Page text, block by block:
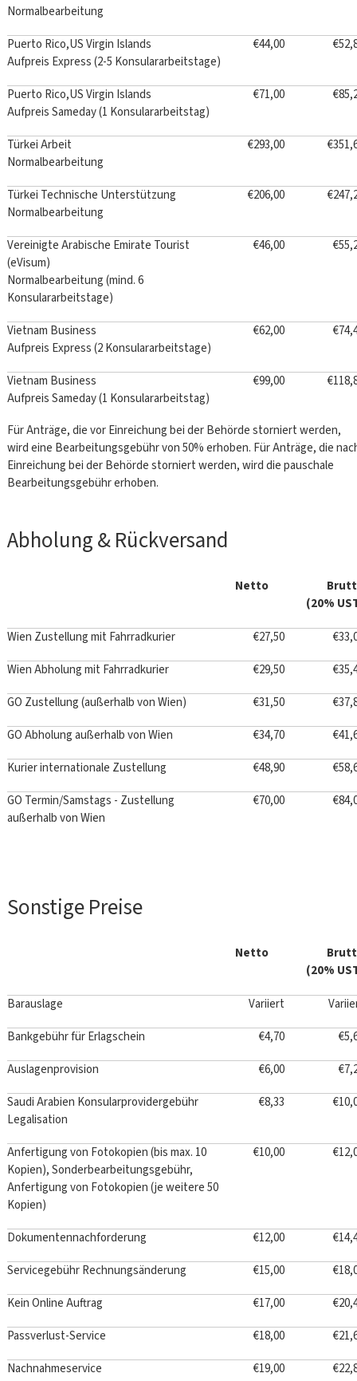
Normalbearbeitung
Puerto Rico,US Virgin Islands
Aufpreis Express (2-5 Konsulararbeitstage)
€44,00
Puerto Rico,US Virgin Islands
Aufpreis Sameday (1 Konsulararbeitstag)
€71,00
Türkei Arbeit
Normalbearbeitung
€293,00
Türkei Technische Unterstützung
Normalbearbeitung
€206,00
Vereinigte Arabische Emirate Tourist
(eVisum)
Normalbearbeitung (mind. 6
Konsulararbeitstage)
€46,00
Vietnam Business
Aufpreis Express (2 Konsulararbeitstage)
€62,00
Vietnam Business
Aufpreis Sameday (1 Konsulararbeitstag)
€99,00
Für Anträge, die vor Einreichung bei der Behörde storniert werden,
wird eine Bearbeitungsgebühr von 50% erhoben. Für Anträge, die
Einreichung bei der Behörde storniert werden, wird die pauschale
Bearbeitungsgebühr erhoben.
Abholung & Rückversand
Netto
(20%
Wien Zustellung mit Fahrradkurier
€27,50
Wien Abholung mit Fahrradkurier
€29,50
GO Zustellung (außerhalb von Wien)
€31,50
GO Abholung außerhalb von Wien
€34,70
Kurier internationale Zustellung
€48,90
GO Termin/Samstags - Zustellung
außerhalb von Wien
€70,00
Sonstige Preise
Netto
(20%
Barauslage
Variiert
Bankgebühr für Erlagschein
€4,70
Auslagenprovision
€6,00
Saudi Arabien Konsularprovidergebühr
Legalisation
€8,33
Anfertigung von Fotokopien (bis max. 10
Kopien), Sonderbearbeitungsgebühr,
Anfertigung von Fotokopien (je weitere 50
Kopien)
€10,00
Dokumentennachforderung €12,00
Servicegebühr Rechnungsänderung
€15,00
Kein Online Auftrag
€17,00
Passverlust-Service
€18,00
Nachnahmeservice
€19,00